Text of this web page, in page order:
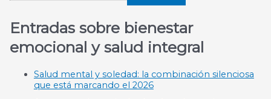
Entradas sobre bienestar
emocional y salud integral
Salud mental y soledad: la combinación silenciosa
que está marcando el 2026